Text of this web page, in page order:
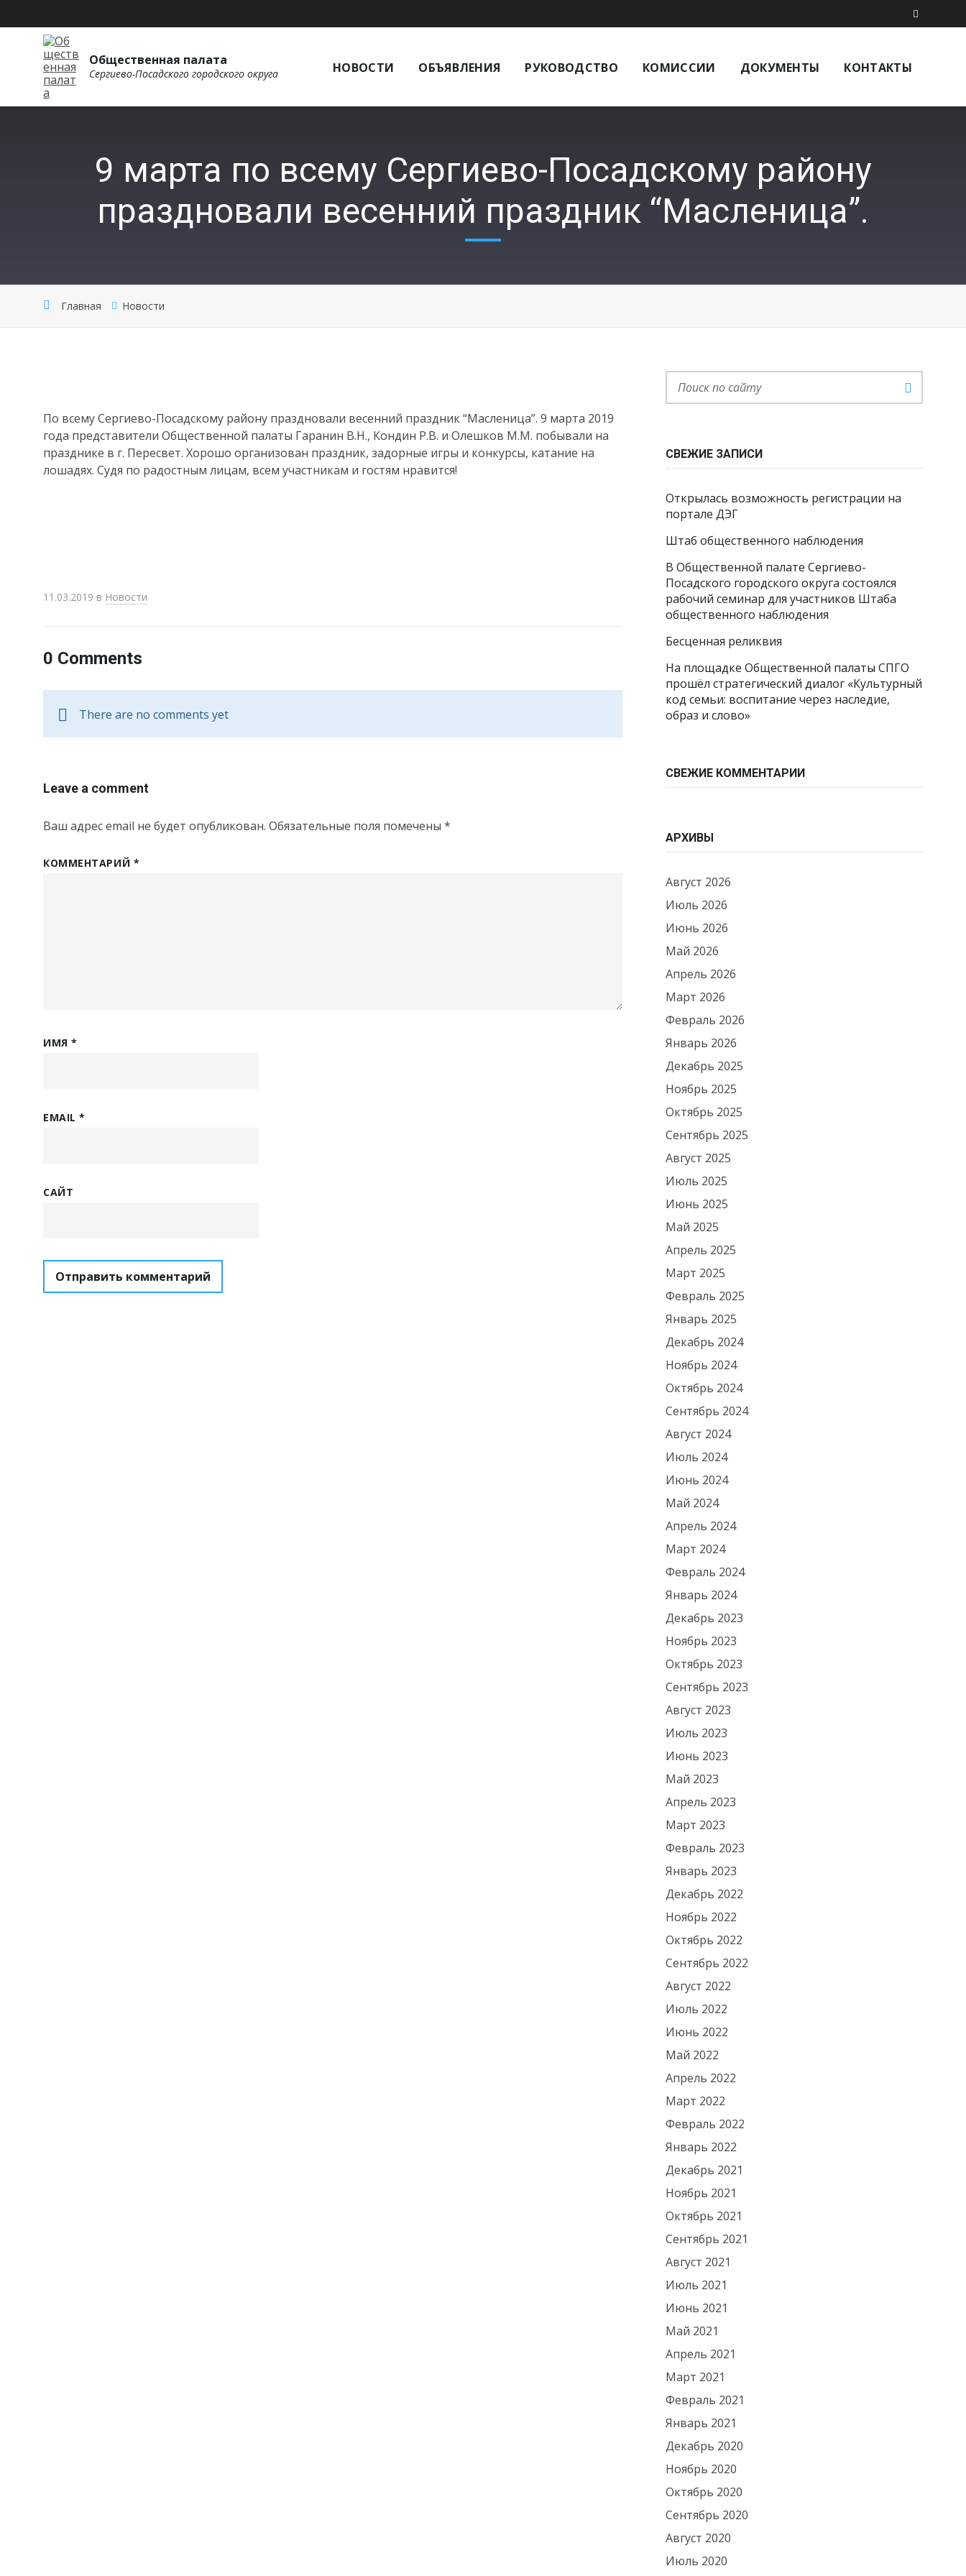
Общественная палата
Сергиево-Посадского городского округа НОВОСТИ ОБЪЯВЛЕНИЯ РУКОВОДСТВО КОМИССИИ ДОКУМЕНТЫ КОНТАКТЫ
9 марта по всему Сергиево-Посадскому району
праздновали весенний праздник “Масленица”.
Главная Новости
По всему Сергиево-Посадскому району праздновали весенний праздник “Масленица”. 9 марта 2019
года представители Общественной палаты Гаранин В.Н., Кондин Р.В. и Олешков М.М. побывали на
празднике в г. Пересвет. Хорошо организован праздник, задорные игры и конкурсы, катание на
лошадях. Судя по радостным лицам, всем участникам и гостям нравится!
11.03.2019 в Новости
0 Comments
There are no comments yet
Leave a comment
Ваш адрес email не будет опубликован. Обязательные поля помечены *
КОММЕНТАРИЙ *
ИМЯ*
EMAIL*
САЙТ
СВЕЖИЕ ЗАПИСИ
Открылась возможность регистрации на
портале ДЭГ
Штаб общественного наблюдения
В Общественной палате Сергиево-
Посадского городского округа состоялся
рабочий семинар для участников Штаба
общественного наблюдения
Бесценная реликвия
На площадке Общественной палаты СПГО
прошёл стратегический диалог «Культурный
код семьи: воспитание через наследие,
образ и слово»
СВЕЖИЕ КОММЕНТАРИИ
АРХИВЫ
Август 2026
Июль 2026
Июнь 2026
Май 2026
Апрель 2026
Март 2026
Февраль 2026
Январь 2026
Декабрь 2025
Ноябрь 2025
Октябрь 2025
Сентябрь 2025
Август 2025
Июль 2025
Июнь 2025
Май 2025
Апрель 2025
Март 2025
Февраль 2025
Январь 2025
Декабрь 2024
Ноябрь 2024
Октябрь 2024
Сентябрь 2024
Август 2024
Июль 2024
Июнь 2024
Май 2024
Апрель 2024
Март 2024
Февраль 2024
Январь 2024
Декабрь 2023
Ноябрь 2023
Октябрь 2023
Сентябрь 2023
Август 2023
Июль 2023
Июнь 2023
Май 2023
Апрель 2023
Март 2023
Февраль 2023
Январь 2023
Декабрь 2022
Ноябрь 2022
Октябрь 2022
Сентябрь 2022
Август 2022
Июль 2022
Июнь 2022
Май 2022
Апрель 2022
Март 2022
Февраль 2022
Январь 2022
Декабрь 2021
Ноябрь 2021
Октябрь 2021
Сентябрь 2021
Август 2021
Июль 2021
Июнь 2021
Май 2021
Апрель 2021
Март 2021
Февраль 2021
Январь 2021
Декабрь 2020
Ноябрь 2020
Октябрь 2020
Сентябрь 2020
Август 2020
Июль 2020